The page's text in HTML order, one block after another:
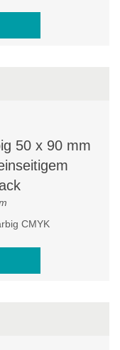
50 x 90 mm
CMYK